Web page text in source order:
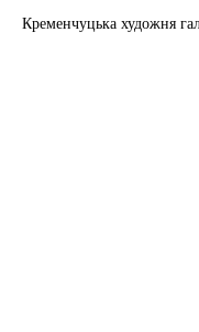
Кременчуцька художня